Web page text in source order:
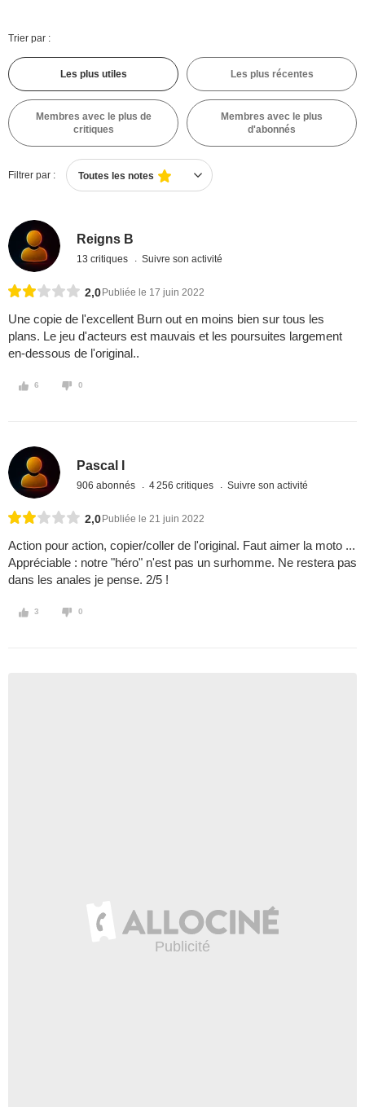
Trier par :
Les plus utiles Les plus récentes
Membres avec le plus de
critiques
Membres avec le plus
d'abonnés
Filtrer par : Toutes les notes
Reigns B
13 critiques Suivre son activité
2,0 Publiée le 17 juin 2022
Une copie de l'excellent Burn out en moins bien sur tous les
plans. Le jeu d'acteurs est mauvais et les poursuites largement
en-dessous de l'original..
6 0
Pascal I
906 abonnés 4 256 critiques Suivre son activité
2,0 Publiée le 21 juin 2022
Action pour action, copier/coller de l'original. Faut aimer la moto ...
Appréciable : notre "héro" n'est pas un surhomme. Ne restera pas
dans les anales je pense. 2/5 !
3 0